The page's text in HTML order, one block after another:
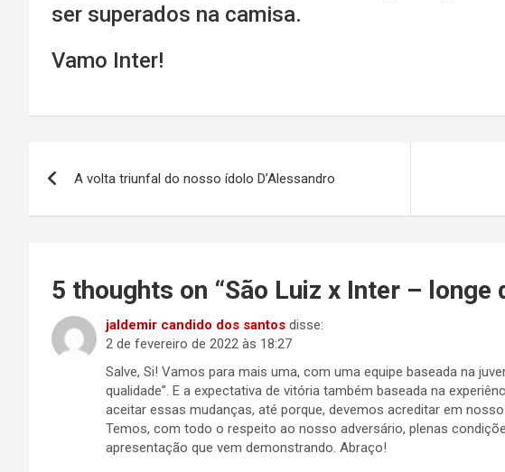
ser superados na camisa.
Vamo Inter!
de
A volta triunfal do nosso ídolo D’Alessandro
5 thoughts on “São Luiz x Inter – longe
jaldemir candido dos santos disse:
2 de fevereiro de 2022 às 18:27
Salve, Si! Vamos para mais uma, com uma equipe baseada na
qualidade”. E a expectativa de vitória também baseada na
aceitar essas mudanças, até porque, devemos acreditar em
Temos, com todo o respeito ao nosso adversário, plenas
apresentação que vem demonstrando. Abraço!